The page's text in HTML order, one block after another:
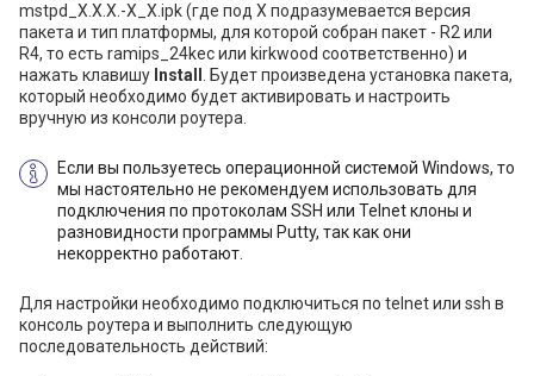
mstpd_X.X.X.-X_X.ipk (где под X подразумевается версия
пакета и тип платформы, для которой собран пакет - R2 или
R4, то есть ramips_24kec или kirkwood соответственно) и
нажать клавишу Install
. Будет произведена установка пакета,
который необходимо будет активировать и настроить
вручную из консоли роутера.
Если вы пользуетесь операционной системой Windows, то
мы настоятельно не рекомендуем использовать для
подключения по протоколам SSH или Telnet клоны и
разновидности программы Putty, так как они
некорректно работают.
Для настройки необходимо подключиться по telnet или ssh в
консоль роутера и выполнить следующую
последовательность действий: